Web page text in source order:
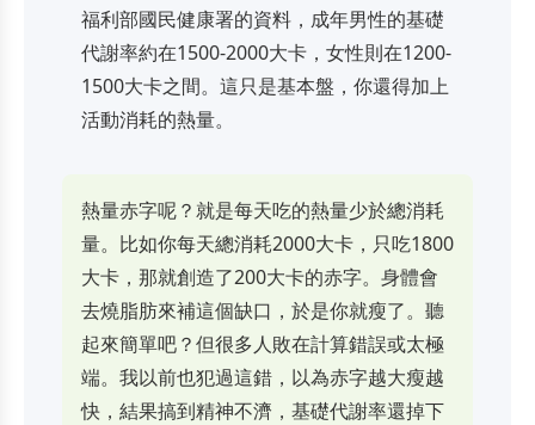
福利部國民健康署的資料，成年男性的基礎
代謝率約在1500-2000大卡，女性則在1200-
1500大卡之間。這只是基本盤，你還得加上
活動消耗的熱量。
熱量赤字呢？就是每天吃的熱量少於總消耗
量。比如你每天總消耗2000大卡，只吃1800
大卡，那就創造了200大卡的赤字。身體會
去燒脂肪來補這個缺口，於是你就瘦了。聽
起來簡單吧？但很多人敗在計算錯誤或太極
端。我以前也犯過這錯，以為赤字越大瘦越
快，結果搞到精神不濟，基礎代謝率還掉下